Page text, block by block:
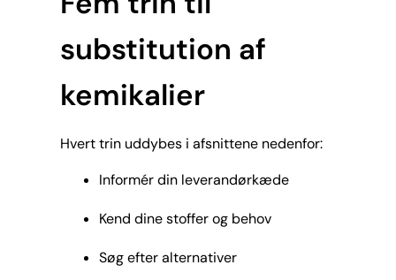
substitution af
kemikalier
Hvert trin uddybes i afsnittene nedenfor:
Informér din leverandørkæde
Kend dine stoffer og behov
Søg efter alternativer